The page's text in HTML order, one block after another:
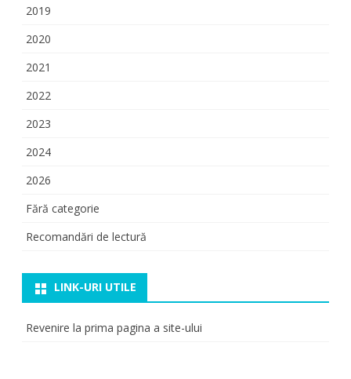
2019
2020
2021
2022
2023
2024
2026
Fără categorie
Recomandări de lectură
LINK-URI UTILE
Revenire la prima pagina a site-ului